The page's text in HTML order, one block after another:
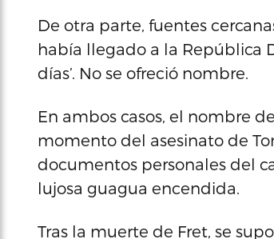
De otra parte, fuentes
había llegado a la República
días’. No se ofreció nombre.
En ambos casos, el nombre
momento del asesinato de
documentos personales del
lujosa guagua encendida.
Tras la muerte de Fret, se